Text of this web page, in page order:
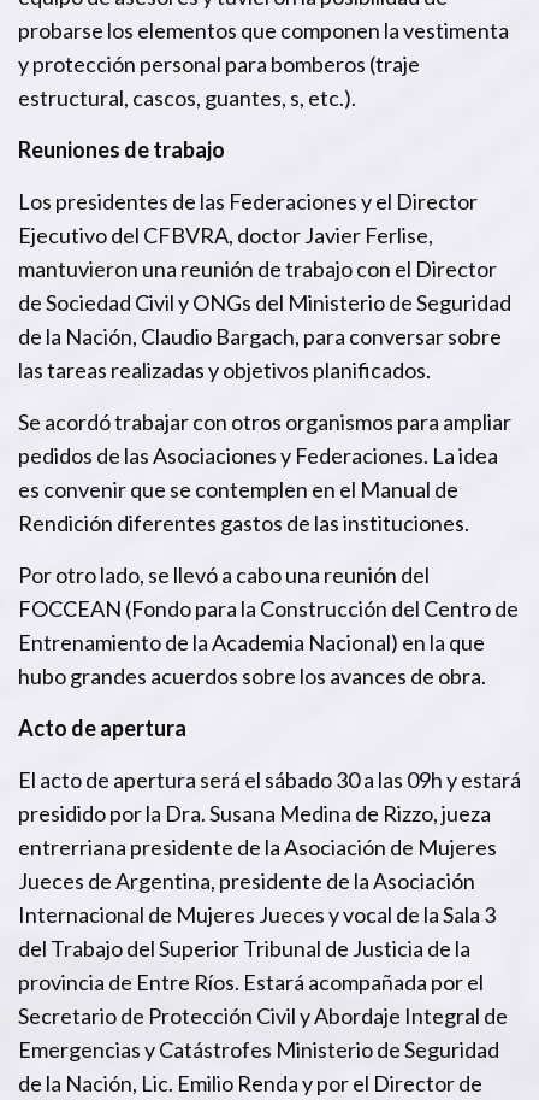
probarse los elementos que componen la vestimenta
y protección personal para bomberos (traje
estructural, cascos, guantes, s, etc.).
Reuniones de trabajo
Los presidentes de las Federaciones y el Director
Ejecutivo del CFBVRA, doctor Javier Ferlise,
mantuvieron una reunión de trabajo con el Director
de Sociedad Civil y ONGs del Ministerio de Seguridad
de la Nación, Claudio Bargach, para conversar sobre
las tareas realizadas y objetivos planificados.
Se acordó trabajar con otros organismos para ampliar
pedidos de las Asociaciones y Federaciones. La idea
es convenir que se contemplen en el Manual de
Rendición diferentes gastos de las instituciones.
Por otro lado, se llevó a cabo una reunión del
FOCCEAN (Fondo para la Construcción del Centro de
Entrenamiento de la Academia Nacional) en la que
hubo grandes acuerdos sobre los avances de obra.
Acto de apertura
El acto de apertura será el sábado 30 a las 09h y estará
presidido por la Dra. Susana Medina de Rizzo, jueza
entrerriana presidente de la Asociación de Mujeres
Jueces de Argentina, presidente de la Asociación
Internacional de Mujeres Jueces y vocal de la Sala 3
del Trabajo del Superior Tribunal de Justicia de la
provincia de Entre Ríos. Estará acompañada por el
Secretario de Protección Civil y Abordaje Integral de
Emergencias y Catástrofes Ministerio de Seguridad
de la Nación, Lic. Emilio Renda y por el Director de